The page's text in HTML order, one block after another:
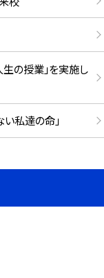
の授業」を実施し
私達の命」